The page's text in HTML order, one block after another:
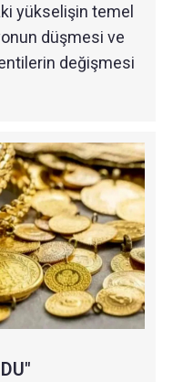
yükselişin temel
düşmesi ve
değişmesi